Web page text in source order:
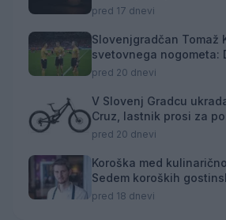
osumljenca
pred 17 dnevi
Slovenjgradčan Tomaž
svetovnega nogometa:
ekipe za finale
pred 20 dnevi
V Slovenj Gradcu
Cruz, lastnik prosi za
pred 20 dnevi
Koroška med
Sedem koroških
Falstaff 2026
pred 18 dnevi